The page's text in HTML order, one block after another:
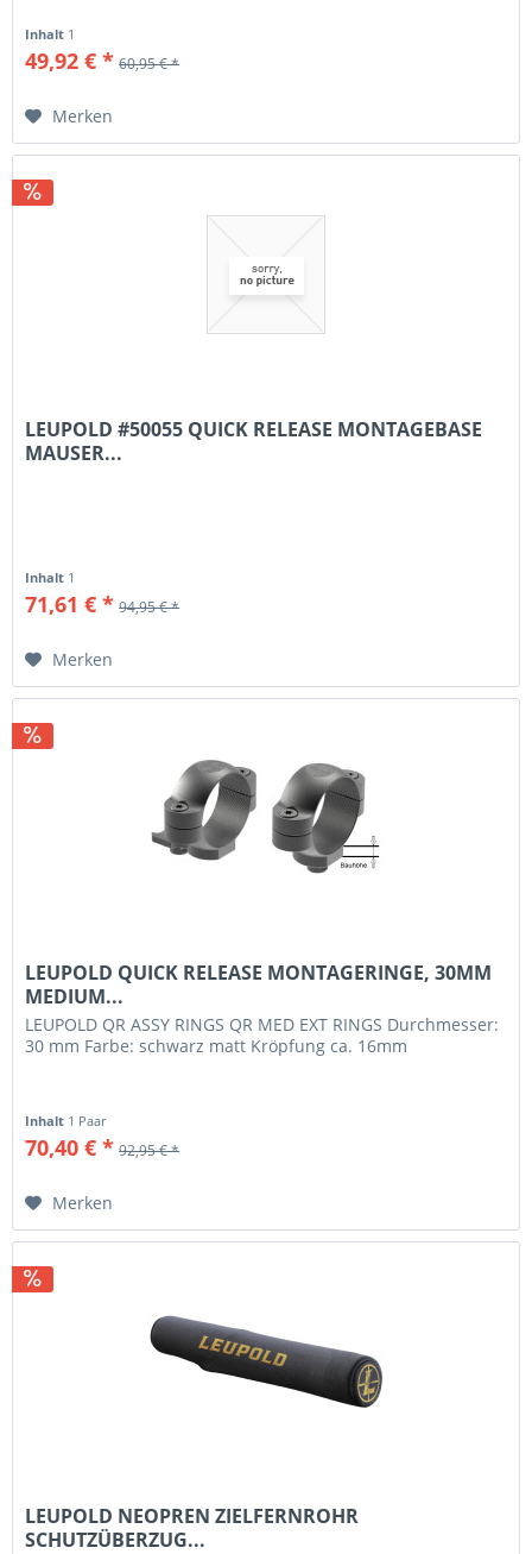
Inhalt 1
49,92 € * 60,95 € *
Merken
LEUPOLD #50055 QUICK RELEASE MONTAGEBASE
MAUSER...
Inhalt 1
71,61 € * 94,95 € *
Merken
LEUPOLD QUICK RELEASE MONTAGERINGE, 30MM
MEDIUM...
LEUPOLD QR ASSY RINGS QR MED EXT RINGS Durchmesser:
30 mm Farbe: schwarz matt Kröpfung ca. 16mm
Inhalt 1 Paar
70,40 € * 92,95 € *
Merken
LEUPOLD NEOPREN ZIELFERNROHR
SCHUTZÜBERZUG...